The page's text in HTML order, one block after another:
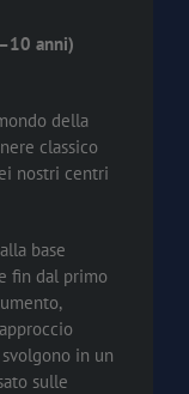
anni)
della
classico
nostri centri
base
fin dal primo
in un
sulle